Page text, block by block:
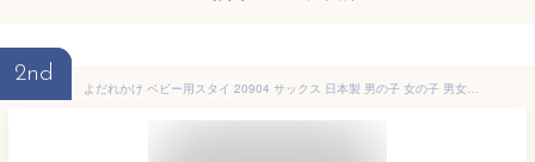
2nd
よだれかけ ベビー用スタイ 20904 サックス 日本製 男の子 女の子 男女兼用 赤ちゃん ビブ